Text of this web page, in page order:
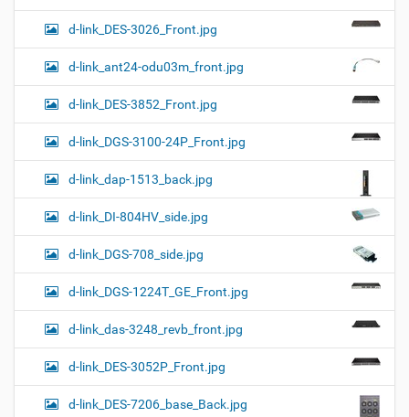
d-link_DES-3026_Front.jpg
d-link_ant24-odu03m_front.jpg
d-link_DES-3852_Front.jpg
d-link_DGS-3100-24P_Front.jpg
d-link_dap-1513_back.jpg
d-link_DI-804HV_side.jpg
d-link_DGS-708_side.jpg
d-link_DGS-1224T_GE_Front.jpg
d-link_das-3248_revb_front.jpg
d-link_DES-3052P_Front.jpg
d-link_DES-7206_base_Back.jpg